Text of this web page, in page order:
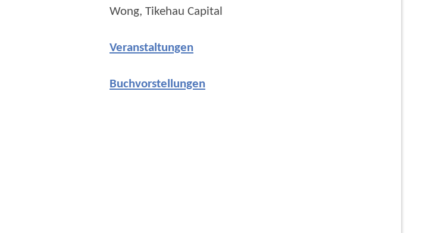
Wong, Tikehau Capital
Veranstaltungen
Buchvorstellungen